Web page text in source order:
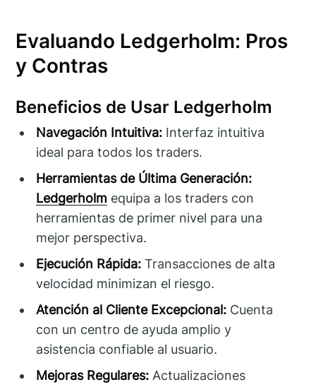
Evaluando Ledgerholm: Pros
y Contras
Beneficios de Usar Ledgerholm
Navegación Intuitiva: Interfaz intuitiva
ideal para todos los traders.
Herramientas de Última Generación:
Ledgerholm equipa a los traders con
herramientas de primer nivel para una
mejor perspectiva.
Ejecución Rápida: Transacciones de alta
velocidad minimizan el riesgo.
Atención al Cliente Excepcional: Cuenta
con un centro de ayuda amplio y
asistencia confiable al usuario.
Mejoras Regulares: Actualizaciones